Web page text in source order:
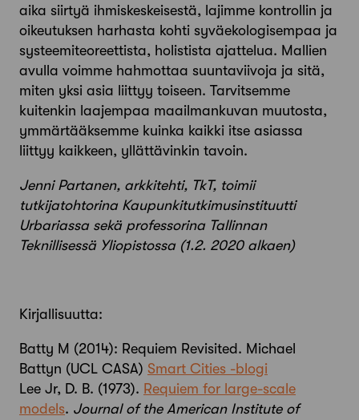
aika siirtyä ihmiskeskeisestä, lajimme kontrollin ja
oikeutuksen harhasta kohti syväekologisempaa ja
systeemiteoreettista, holistista ajattelua. Mallien
avulla voimme hahmottaa suuntaviivoja ja sitä,
miten yksi asia liittyy toiseen. Tarvitsemme
kuitenkin laajempaa maailmankuvan muutosta,
ymmärtääksemme kuinka kaikki itse asiassa
liittyy kaikkeen, yllättävinkin tavoin.
Jenni Partanen, arkkitehti, TkT, toimii
tutkijatohtorina Kaupunkitutkimusinstituutti
Urbariassa sekä professorina Tallinnan
Teknillisessä Yliopistossa (1.2. 2020 alkaen)
Kirjallisuutta:
Batty M (2014): Requiem Revisited. Michael
Battyn (UCL CASA) Smart Cities -blogi
Lee Jr, D. B. (1973). Requiem for large-scale
models. Journal of the American Institute of